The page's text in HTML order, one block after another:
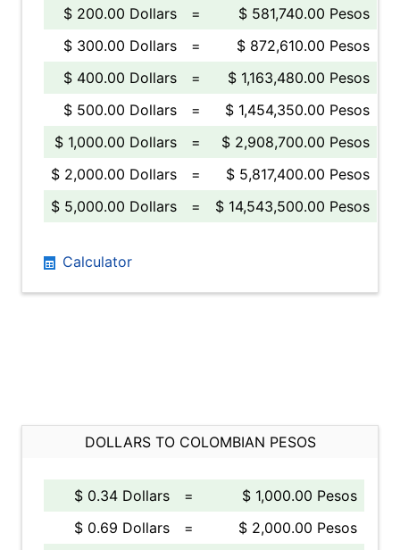
$ 200.00 Dollars
=
$ 581,740.00 Pesos
$ 300.00 Dollars
=
$ 872,610.00 Pesos
$ 400.00 Dollars
=
$ 1,163,480.00 Pesos
$ 500.00 Dollars
=
$ 1,454,350.00 Pesos
$ 1,000.00 Dollars
=
$ 2,908,700.00 Pesos
$ 2,000.00 Dollars
=
$ 5,817,400.00 Pesos
$ 5,000.00 Dollars
= $ 14,543,500.00 Pesos
Calculator
DOLLARS TO COLOMBIAN PESOS
$ 0.34 Dollars =
$ 1,000.00 Pesos
$ 0.69 Dollars
=
$ 2,000.00 Pesos